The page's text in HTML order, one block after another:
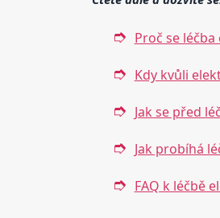
Proč se
Kdy kvůli
Jak se před
Jak probíhá
FAQ k léčbě